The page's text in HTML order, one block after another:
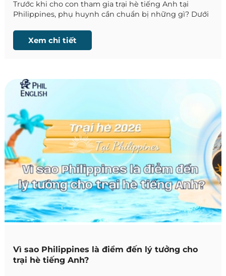
Trước khi cho con tham gia trại hè tiếng Anh tại
Philippines, phụ huynh cần chuẩn bị những gì? Dưới
lý, an toàn, quản lý điện thoại, lịch trình, chi phí và các
lưu ý quan trọng nhất để giúp trẻ tự tin và phụ
Xem chi tiết
Vì sao Philippines là điểm đến lý tưởng cho
trại hè tiếng Anh?